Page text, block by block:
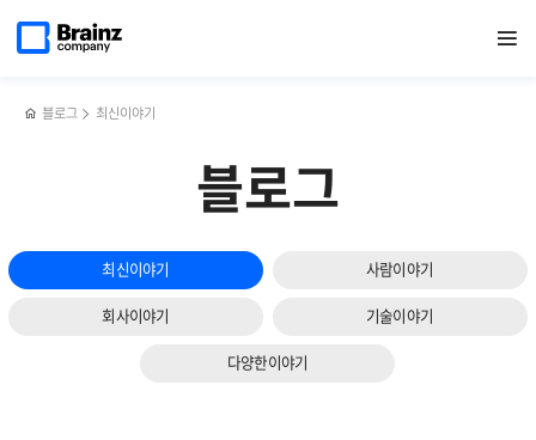
열기
페이지로
블로그 최신이야기
블로그
최신이야기 사람이야기
회사이야기 기술이야기
다양한이야기
Zenius EMS로 데이터 쿼리형 토폴로지 활용하기
NVIDIA
모니터링과
다음
슬라이드